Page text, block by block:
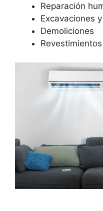
Reparación
Excavaciones
Demoliciones